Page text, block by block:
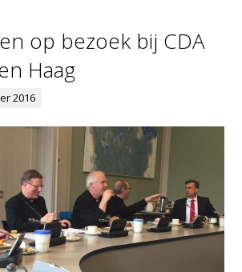
op bezoek bij CDA
Haag
2016